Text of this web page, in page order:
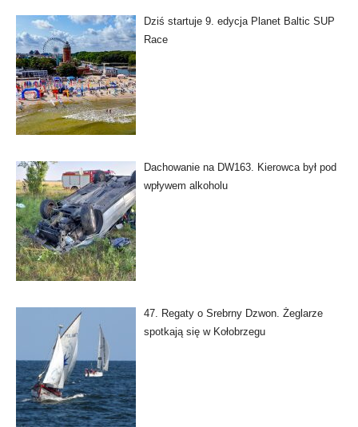
Dziś startuje 9. edycja Planet Baltic SUP
Race
Dachowanie na DW163. Kierowca był pod
wpływem alkoholu
47. Regaty o Srebrny Dzwon. Żeglarze
spotkają się w Kołobrzegu